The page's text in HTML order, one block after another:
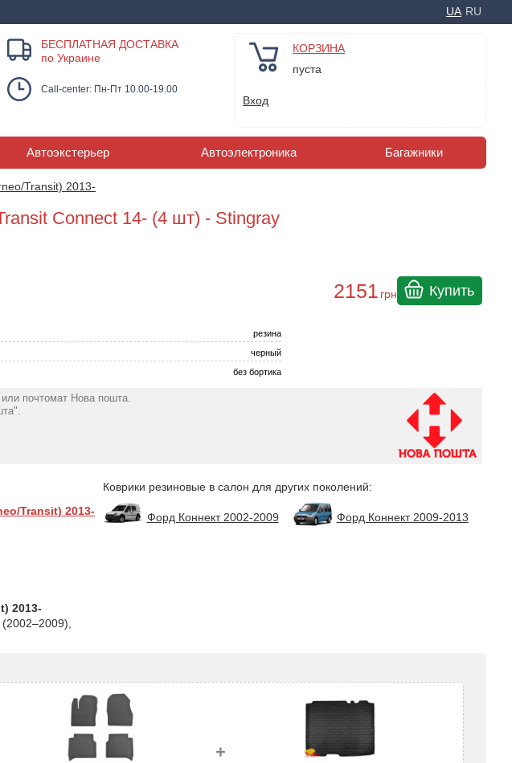
UA RU
БЕСПЛАТНАЯ ДОСТАВКА
по Украине
Call-center: Пн-Пт 10.00-19.00
КОРЗИНА
пуста
Вход
Автоэкстерьер Автоэлектроника Багажники
Transit) 2013-
Connect 14- (4 шт) - Stingray
резина
черный
без бортика
2151 грн Купить
почтомат Нова пошта.
Transit) 2013-
2013-
Коврики резиновые в салон для других поколений:
Форд Коннект 2002-2009 Форд Коннект 2009-2013
+